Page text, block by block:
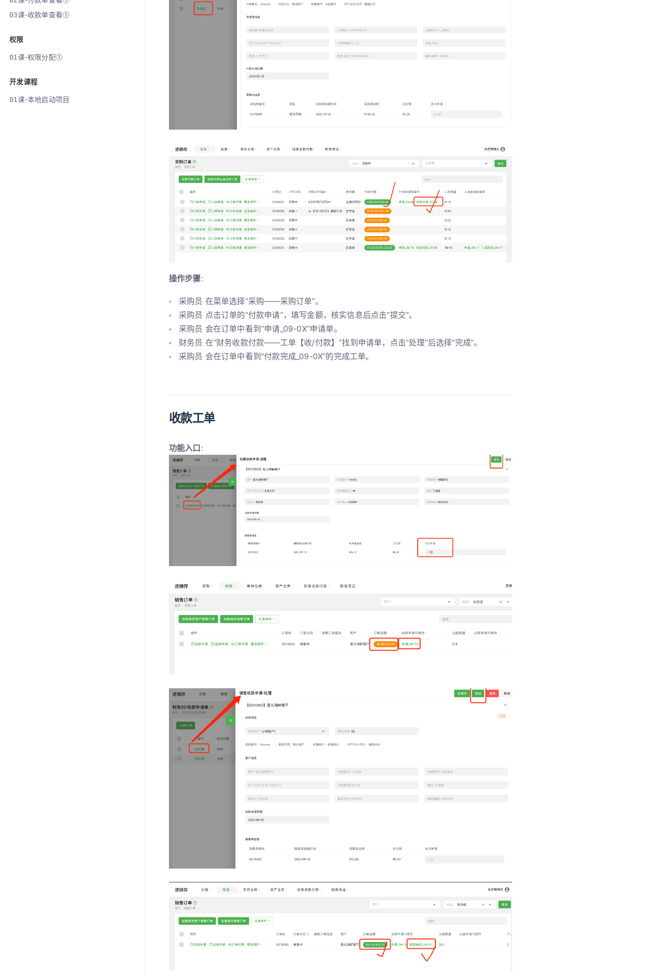
03课-收款单查看⓵
权限
01课-权限分配⓵
开发课程
01课-本地启动项目
操作步骤:
采购员 在菜单选择“采购——采购订单”。
采购员 点击订单的“付款申请”，填写金额，核实信息后点击“提交”。
采购员 会在订单中看到“申请_09-0X”申请单。
财务员 在“财务收款付款——工单【收/付款】”找到申请单，点击“处理”后选择“完成”。
采购员 会在订单中看到“付款完成_09-0X”的完成工单。
收款工单
功能入口: